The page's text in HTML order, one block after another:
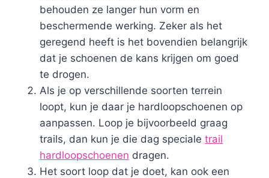
behouden ze langer hun vorm en
beschermende werking. Zeker als het
geregend heeft is het bovendien belangrijk
dat je schoenen de kans krijgen om goed
te drogen.
Als je op verschillende soorten terrein
loopt, kun je daar je hardloopschoenen op
aanpassen. Loop je bijvoorbeeld graag
trails, dan kun je die dag speciale trail
hardloopschoenen dragen.
Het soort loop dat je doet, kan ook een